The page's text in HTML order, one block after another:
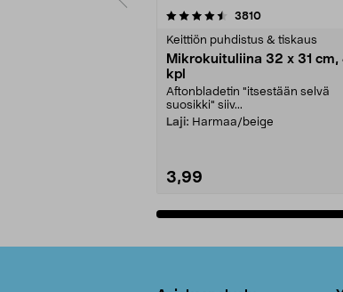
3810arvostelut
Keittiön puhdistus & tiskaus
Mikrokuituliina 32 x 31 cm,
kpl
Aftonbladetin "itsestään selvä
suosikki" siiv...
Laji: Harmaa/beige
3,99
4.5viidestä